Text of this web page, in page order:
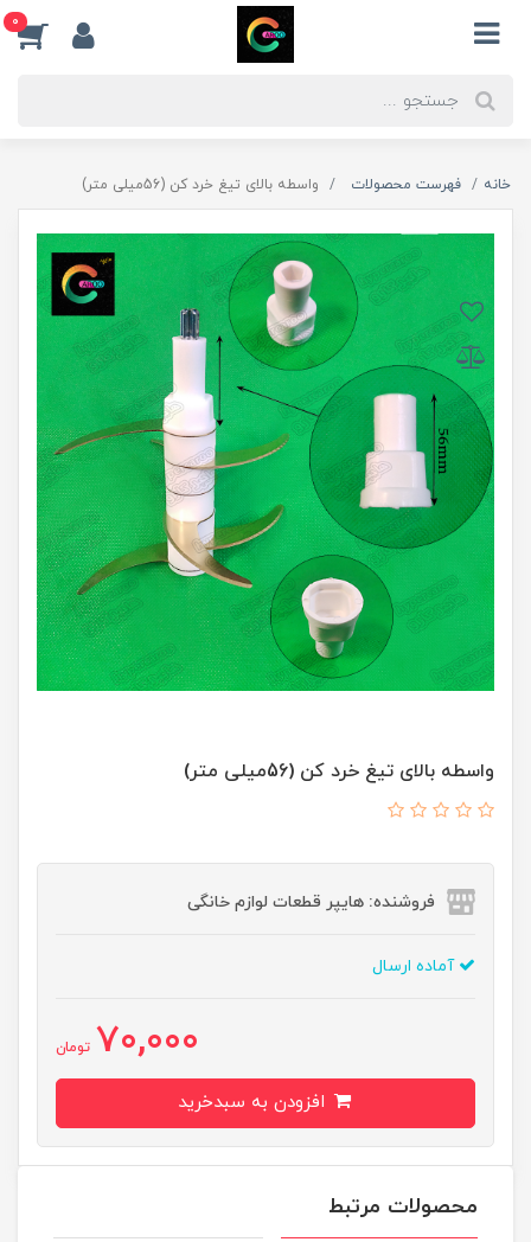
0
خانه فهرست محصولات واسطه بالای تیغ خرد کن (56میلی متر)
واسطه بالای تیغ خرد کن (56میلی متر)
فروشنده: هایپر قطعات لوازم خانگی
آماده ارسال
70,000 تومان
محصولات مرتبط